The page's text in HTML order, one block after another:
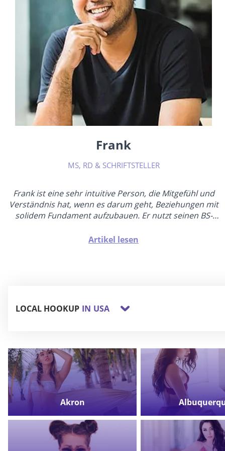
Frank
MS, RD & SCHRIFTSTELLER
Frank ist eine sehr intuitive Person, die Mitgefühl und
Verständnis hat, wenn es darum geht, Beziehungen mit
solidem Fundament aufzubauen. Er nutzt seinen BS-
Schwierigkeiten haben, mit dem unvorhersehbaren
Artikel lesen
LOCAL HOOKUP IN USA
Akron
FIND FIND